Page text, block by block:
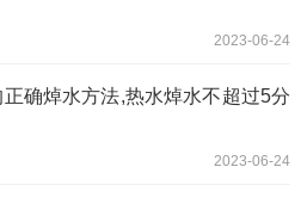
2023-06-24
确焯水方法,热水焯水不超过5分
2023-06-24